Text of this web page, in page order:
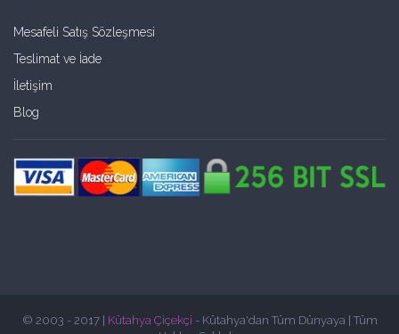
Mesafeli Satış Sözleşmesi
Teslimat ve İade
İletişim
Blog
© 2003 - 2017 | Kütahya Çiçekçi - Kütahya'dan Tüm Dünyaya | Tüm